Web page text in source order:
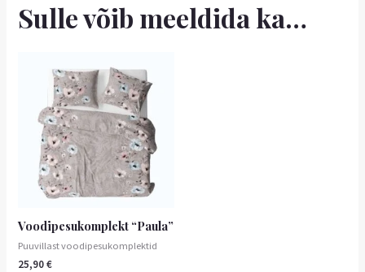
Sulle võib meeldida ka…
Voodipesukomplekt “Paula”
Puuvillast voodipesukomplektid
25,90€